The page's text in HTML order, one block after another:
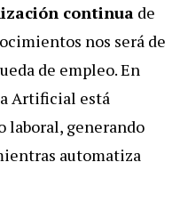
continua de
nos será de
de empleo. En
Artificial está
laboral, generando
automatiza